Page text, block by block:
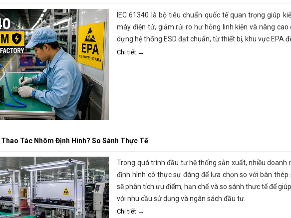
IEC 61340 là bộ tiêu chuẩn quốc tế quan trọng giúp
máy điện tử, giảm rủi ro hư hỏng linh kiện và nâng
dựng hệ thống ESD đạt chuẩn, từ thiết bị, khu vực EPA
Chi tiết →
Thao Tác Nhôm Định Hình? So Sánh Thực Tế
Trong quá trình đầu tư hệ thống sản xuất, nhiều
định hình có thực sự đáng để lựa chọn so với bàn
sẽ phân tích ưu điểm, hạn chế và so sánh thực tế để
với nhu cầu sử dụng và ngân sách đầu tư.
Chi tiết →